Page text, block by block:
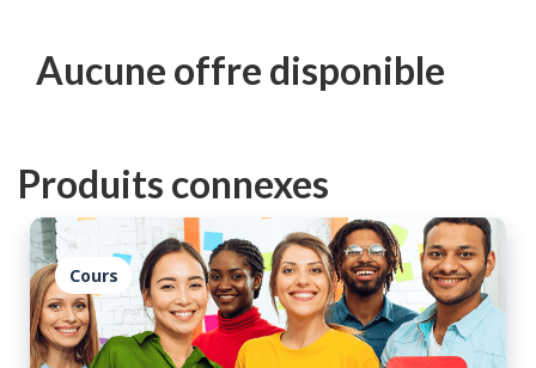
Aucune offre disponible
Produits connexes
Cours